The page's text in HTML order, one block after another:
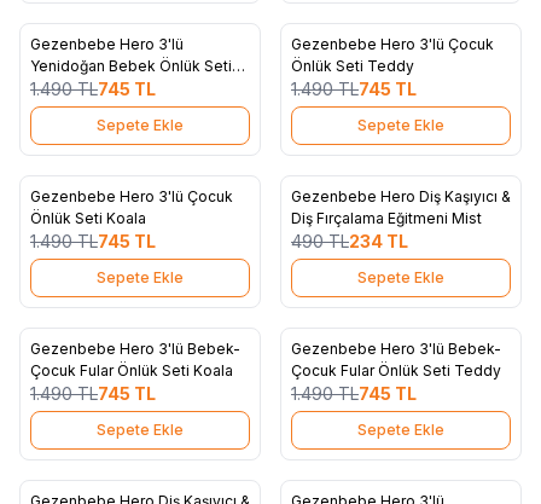
%50
Favorilere Ekle
Gezenbebe Hero 3'lü
Yenidoğan Bebek Önlük Seti
Bunny
1.490TL745 TL
Sepete Ekle
%50
Favorilere Ekle
Gezenbebe Hero 3'lü Çocuk
Önlük Seti Teddy
1.490TL745 TL
Sepete Ekle
%50
Favorilere Ekle
4
Gezenbebe Hero 3'lü Çocuk
Önlük Seti Koala
1.490TL745 TL
Sepete Ekle
%52
Favorilere Ekle
4
Gezenbebe Hero Diş Kaşıyıcı &
Diş Fırçalama Eğitmeni Mist
490TL234 TL
Sepete Ekle
%50
Favorilere Ekle
4
Gezenbebe Hero 3'lü Bebek-
Çocuk Fular Önlük Seti Koala
1.490TL745 TL
Sepete Ekle
%50
Favorilere Ekle
4
Gezenbebe Hero 3'lü Bebek-
Çocuk Fular Önlük Seti Teddy
1.490TL745 TL
Sepete Ekle
4 4